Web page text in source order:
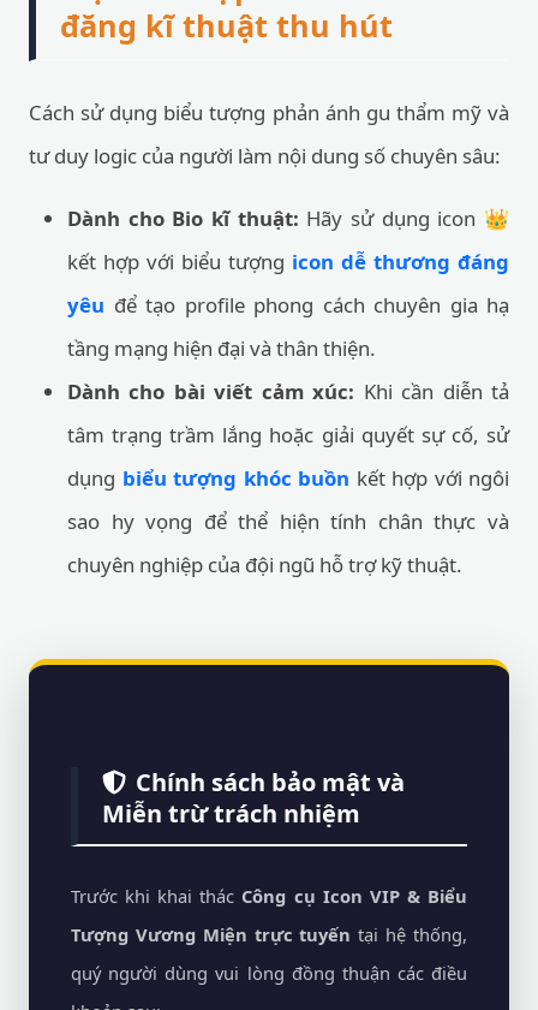
đăng kĩ thuật thu hút
Cách sử dụng biểu tượng phản ánh gu thẩm mỹ và
tư duy logic của người làm nội dung số chuyên sâu:
Dành cho Bio kĩ thuật: Hãy sử dụng icon 👑
kết hợp với biểu tượng icon dễ thương đáng
yêu để tạo profile phong cách chuyên gia hạ
tầng mạng hiện đại và thân thiện.
Dành cho bài viết cảm xúc: Khi cần diễn tả
tâm trạng trầm lắng hoặc giải quyết sự cố, sử
dụng biểu tượng khóc buồn kết hợp với ngôi
sao hy vọng để thể hiện tính chân thực và
chuyên nghiệp của đội ngũ hỗ trợ kỹ thuật.
Chính sách bảo mật và
Miễn trừ trách nhiệm
Trước khi khai thác Công cụ Icon VIP & Biểu
Tượng Vương Miện trực tuyến tại hệ thống,
quý người dùng vui lòng đồng thuận các điều